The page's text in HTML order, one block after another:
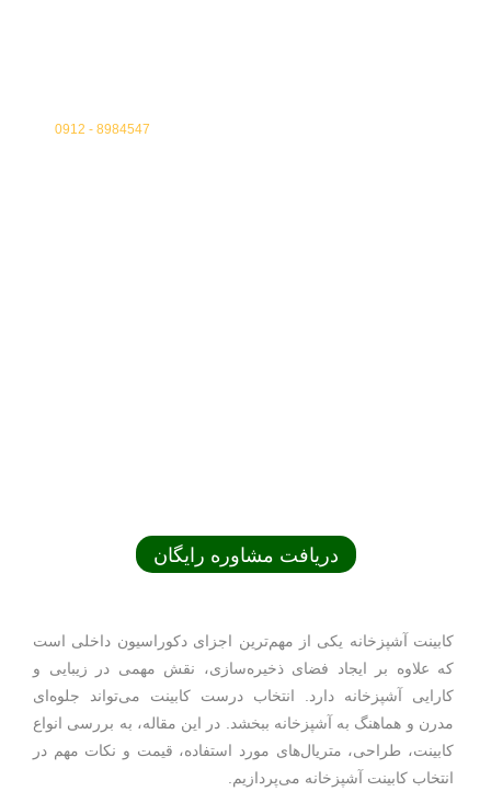
8984547 - 0912
دریافت مشاوره رایگان
کابینت آشپزخانه یکی از مهم‌ترین اجزای دکوراسیون داخلی است
که علاوه بر ایجاد فضای ذخیره‌سازی، نقش مهمی در زیبایی و
کارایی آشپزخانه دارد. انتخاب درست کابینت می‌تواند جلوه‌ای
مدرن و هماهنگ به آشپزخانه ببخشد. در این مقاله، به بررسی انواع
کابینت، طراحی، متریال‌های مورد استفاده، قیمت و نکات مهم در
انتخاب کابینت آشپزخانه می‌پردازیم.